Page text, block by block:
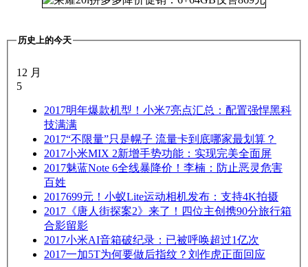
历史上的今天
12 月
5
2017明年爆款机型！小米7亮点汇总：配置强悍黑科
技满满
2017“不限量”只是幌子 流量卡到底哪家最划算？
2017小米MIX 2新增手势功能：实现完美全面屏
2017魅蓝Note 6全线暴降价！李楠：防止恶灵危害
百姓
2017699元！小蚁Lite运动相机发布：支持4K拍摄
2017 《唐人街探案2》来了！四位主创携90分旅行箱
合影留影
2017小米AI音箱破纪录：已被呼唤超过1亿次
2017一加5T为何要做后指纹？刘作虎正面回应